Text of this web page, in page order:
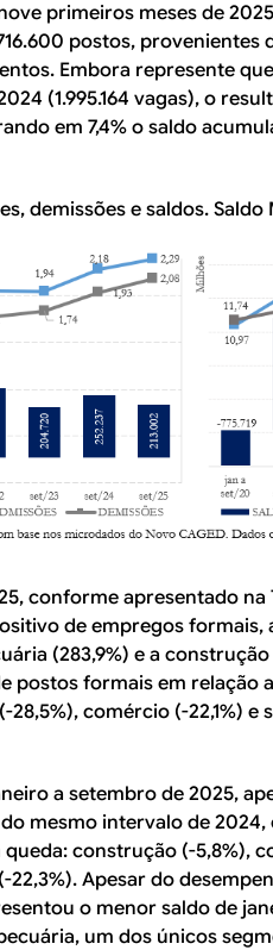
primeiros meses de
postos, provenientes
Embora represente
(1.995.164 vagas), o
em 7,4% o saldo
demissões e saldos.
conforme apresentado na
de empregos formais,
(283,9%) e a
postos formais em relação
comércio (-22,1%) e
a setembro de 2025,
mesmo intervalo de 2024,
construção (-5,8%),
22,3%). Apesar do
o menor saldo de
um dos únicos